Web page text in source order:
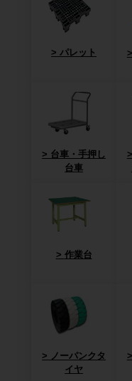
パレット
台車・手押し
台車
作業台
ノーパンクタ
イヤ